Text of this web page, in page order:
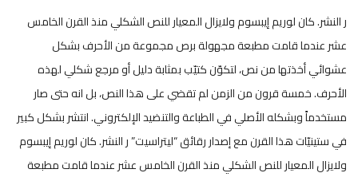
ر النشر. كان لوريم إيبسوم ولايزال المعيار للنص الشكلي منذ القرن الخامس
عشر عندما قامت مطبعة مجهولة برص مجموعة من الأحرف بشكل
عشوائي أخذتها من نص، لتكوّن كتيّب بمثابة دليل أو مرجع شكلي لهذه
الأحرف. خمسة قرون من الزمن لم تقضي على هذا النص، بل انه حتى صار
مستخدماً وبشكله الأصلي في الطباعة والتنضيد الإلكتروني. انتشر بشكل كبير
في ستينيّات هذا القرن مع إصدار رقائق “ليتراسيت” ر النشر. كان لوريم إيبسوم
ولايزال المعيار للنص الشكلي منذ القرن الخامس عشر عندما قامت مطبعة